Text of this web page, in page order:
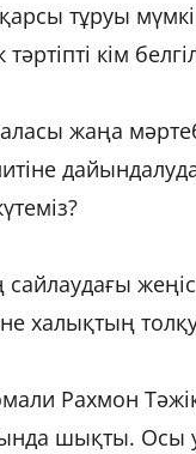
тұруы
кім
жаңа
халықтың
Рахмон
шықты. Осы